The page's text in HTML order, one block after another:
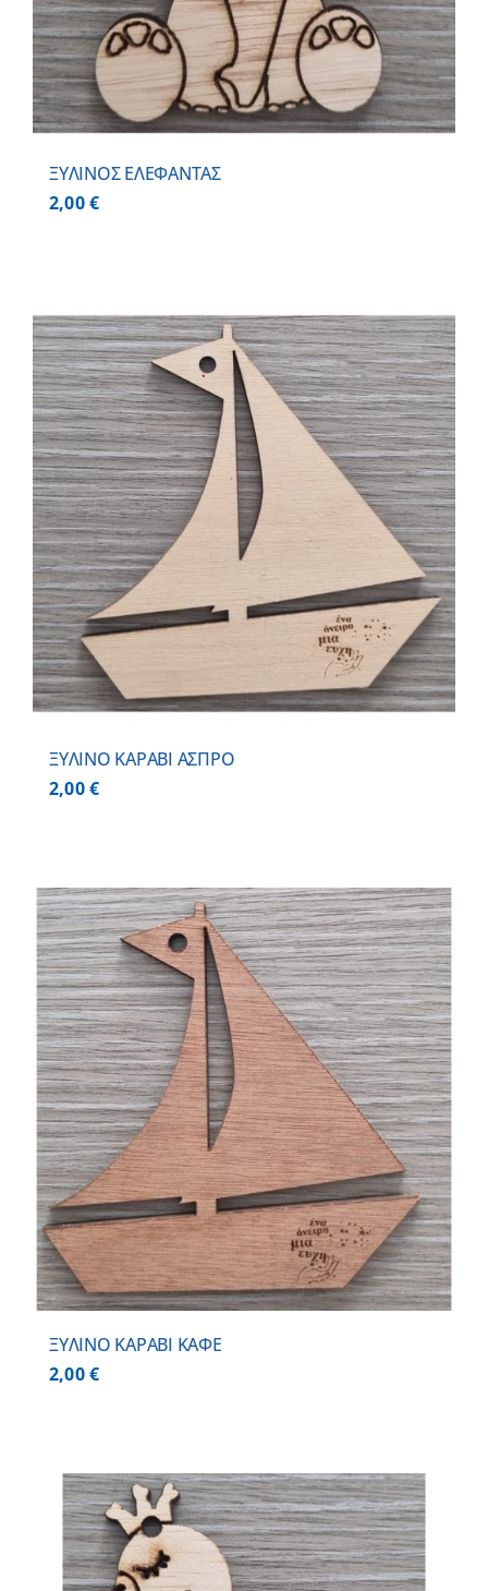
ΞΥΛΙΝΟΣ ΕΛΕΦΑΝΤΑΣ
2,00€
ΞΥΛΙΝΟ ΚΑΡΑΒΙ ΑΣΠΡΟ
2,00€
ΞΥΛΙΝΟ ΚΑΡΑΒΙ ΚΑΦΕ
2,00€